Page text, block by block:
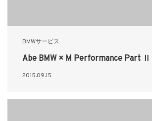
BMWサービス
Abe BMW × M Performance Part Ⅱ
2015.09.15